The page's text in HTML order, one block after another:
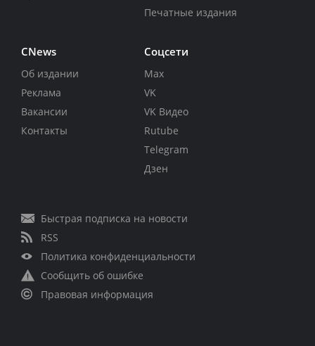
Печатные издания
CNews
Об издании
Реклама
Вакансии
Контакты
Соцсети
Max
VK
VK Видео
Rutube
Telegram
Дзен
Быстрая подписка на новости
RSS
Политика конфиденциальности
Сообщить об ошибке
Правовая информация